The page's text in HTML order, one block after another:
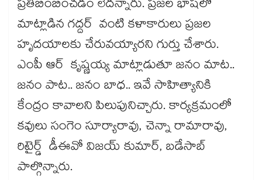
ప్రతిబింబించడం లేదన్నారు. ప్రజల భాషలో
మాట్లాడిన గద్దర్ వంటి కళాకారులు ప్రజల
హృదయాలకు చేరువయ్యారని గుర్తు చేశారు.
ఎంపీ ఆర్ కృష్ణయ్య మాట్లాడుతూ జనం మాట..
జనం పాట.. జనం బాధ.. ఇవే సాహిత్యానికి
కేంద్రం కావాలని పిలుపునిచ్చారు. కార్యక్రమంలో
కవులు సంగెం సూర్యారావు, చెన్నా రామారావు,
రిటైర్డ్ డీఈవో విజయ్ కుమార్, బడేసాబ్
పాల్గొన్నారు.